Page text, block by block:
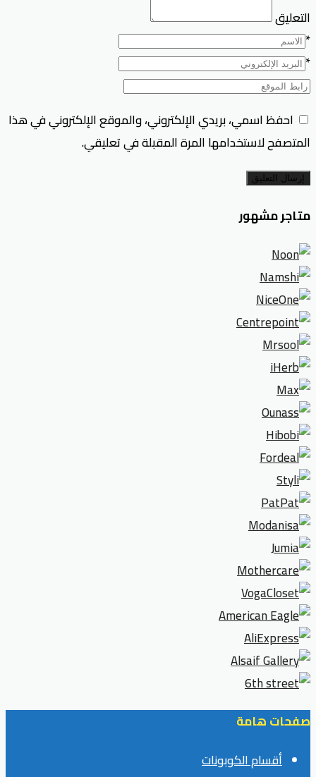
التعليق
*
*
احفظ اسمي، بريدي الإلكتروني، والموقع الإلكتروني في هذا
المتصفح لاستخدامها المرة المقبلة في تعليقي.
إرسال التعليق
متاجر مشهور
صفحات هامة
أقسام الكوبونات